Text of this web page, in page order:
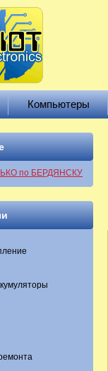
Компьютеры
по БЕРДЯНСКУ